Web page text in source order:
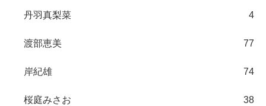
丹羽真梨菜 4
渡部恵美 77
岸紀雄 74
桜庭みさお 38